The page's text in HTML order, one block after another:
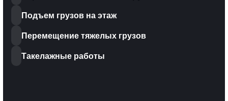
Подъем грузов на этаж
Перемещение тяжелых грузов
Такелажные работы